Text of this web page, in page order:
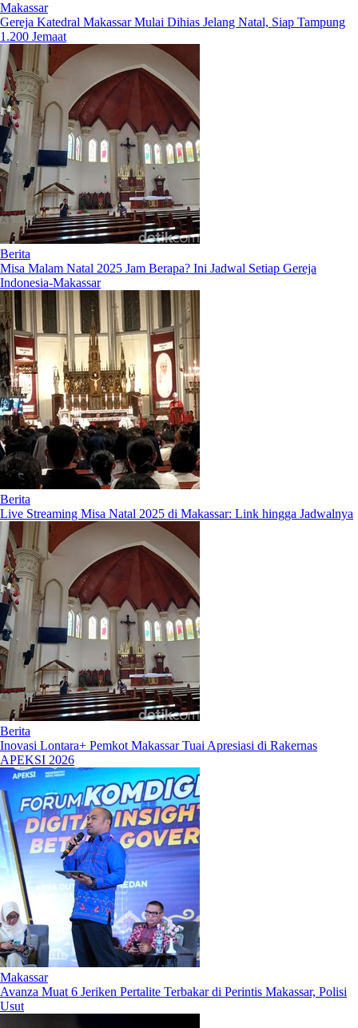
Makassar
Gereja Katedral Makassar Mulai Dihias Jelang Natal, Siap Tampung
1.200 Jemaat
Berita
Misa Malam Natal 2025 Jam Berapa? Ini Jadwal Setiap Gereja
Indonesia-Makassar
Berita
Live Streaming Misa Natal 2025 di Makassar: Link hingga Jadwalnya
Berita
Inovasi Lontara+ Pemkot Makassar Tuai Apresiasi di Rakernas
APEKSI 2026
Makassar
Avanza Muat 6 Jeriken Pertalite Terbakar di Perintis Makassar, Polisi
Usut